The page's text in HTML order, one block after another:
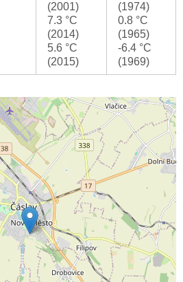
(2001)
7.3 °C
(2014)
5.6 °C
(2015)
(1974)
0.8 °C
(1965)
-6.4 °C
(1969)